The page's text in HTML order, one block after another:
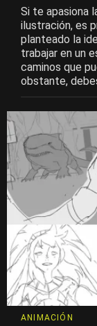
Si te apasiona
ilustración, es
planteado la
trabajar en un
caminos que
obstante,
ANIMACIÓN